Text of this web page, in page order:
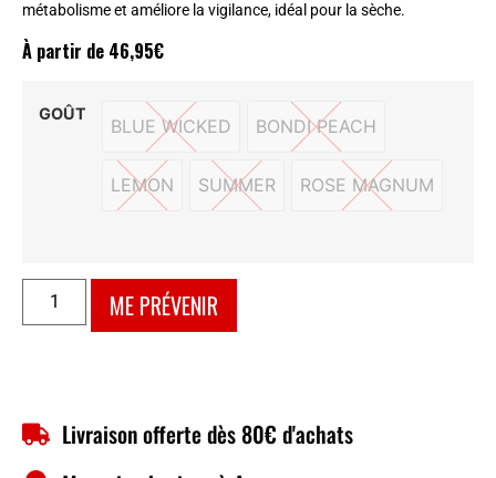
métabolisme et améliore la vigilance, idéal pour la sèche.
À partir de 46,95€
GOÛT
BLUE WICKED
BLUE WICKED
BONDI PEACH
BONDI PEACH
LEMON
LEMON
SUMMER
SUMMER
ROSE MAGNUM
ROSE MAGNUM
ME PRÉVENIR
Livraison offerte dès 80€ d'achats